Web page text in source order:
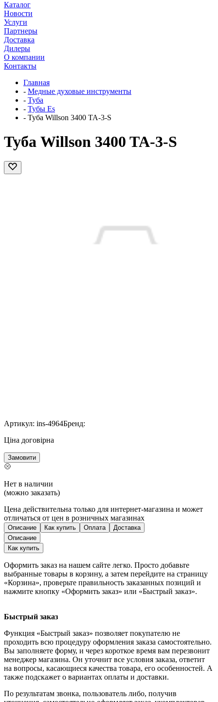
Каталог
Новости
Услуги
Партнеры
Доставка
Дилеры
О компании
Контакты
Главная
- Медные духовые инструменты
- Туба
- Тубы Es
- Туба Willson 3400 TA-3-S
Туба Willson 3400 TA-3-S
Артикул: ins-4964Бренд:
Ціна договірна
Замовити
Нет в наличии
(можно заказать)
Цена действительна только для интернет-магазина и может
отличаться от цен в розничных магазинах
Описание Как купить Оплата
Доставка
Описание
Как купить
Оформить заказ на нашем сайте легко. Просто добавьте
выбранные товары в корзину, а затем перейдите на страницу
«Корзина», проверьте правильность заказанных позиций и
нажмите кнопку «Оформить заказ» или «Быстрый заказ».
Быстрый заказ
Функция «Быстрый заказ» позволяет покупателю не
проходить всю процедуру оформления заказа самостоятельно.
Вы заполняете форму, и через короткое время вам перезвонит
менеджер магазина. Он уточнит все условия заказа, ответит
на вопросы, касающиеся качества товара, его особенностей. А
также подскажет о вариантах оплаты и доставки.
По результатам звонка, пользователь либо, получив